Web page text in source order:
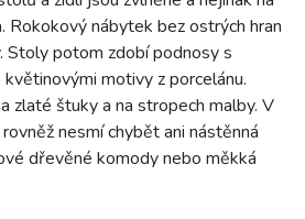
Rokokový nábytek bez ostrých hran
Stoly potom zdobí podnosy s
motivy z porcelánu.
zlaté štuky a na stropech malby. V
nesmí chybět ani nástěnná
dřevěné komody nebo měkká